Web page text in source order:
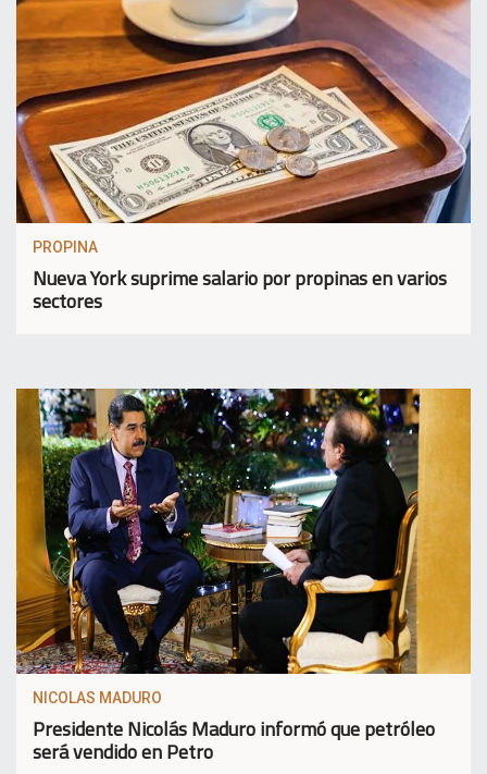
PROPINA
Nueva York suprime salario por propinas en varios
sectores
NICOLAS MADURO
Presidente Nicolás Maduro informó que petróleo
será vendido en Petro